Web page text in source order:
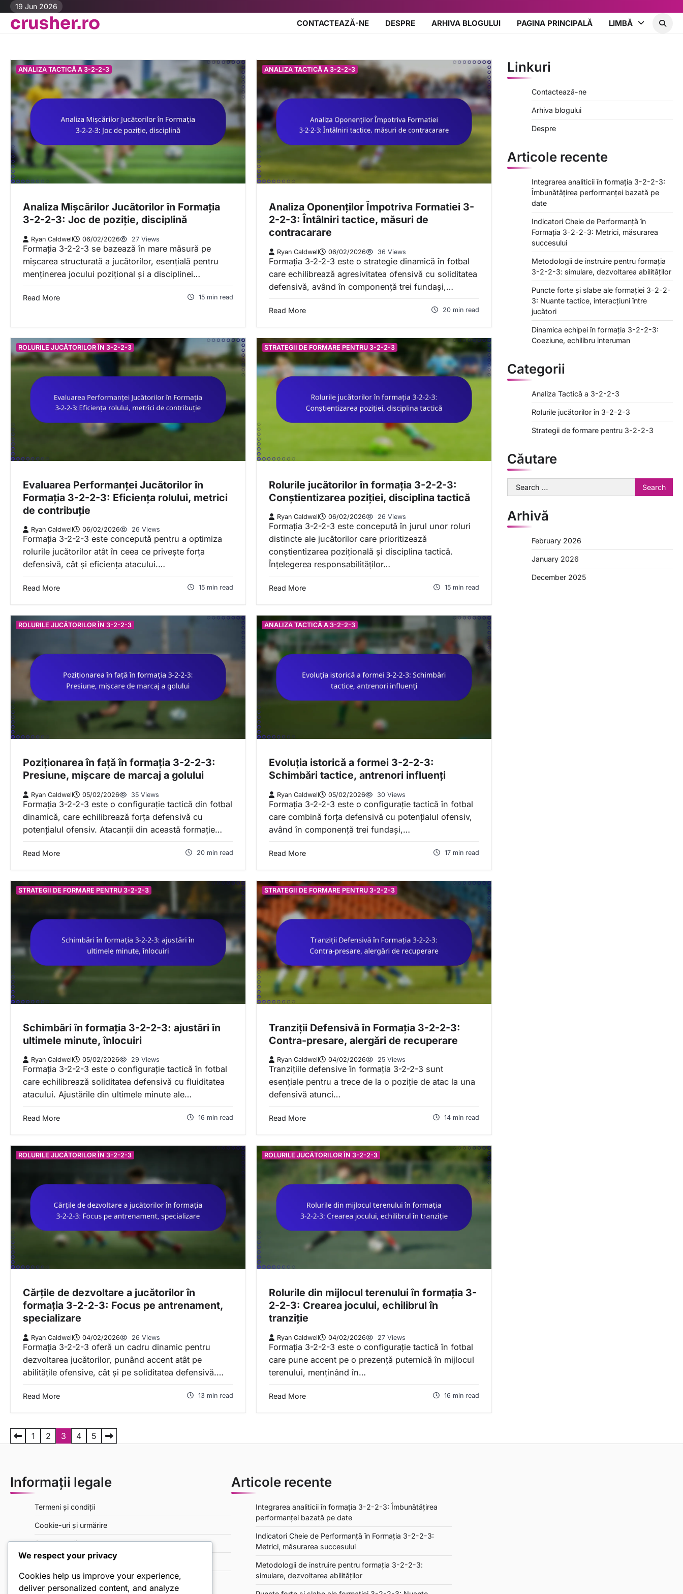
Skip
content
19 Jun 2026
crusher.ro CONTACTEAZĂ-NE DESPRE ARHIVA BLOGULUI PAGINA PRINCIPALĂ LIMBĂ
ANALIZA TACTICĂ A 3-2-2-3
Analiza Mișcărilor Jucătorilor în Formația
3-2-2-3: Joc de poziție, disciplină
Ryan Caldwell 06/02/2026 27 Views
Formația 3-2-2-3 se bazează în mare măsură pe
mișcarea structurată a jucătorilor, esențială pentru
menținerea jocului pozițional și a disciplinei…
Read More 15 min read
ANALIZA TACTICĂ A 3-2-2-3
Analiza Oponenților Împotriva Formatiei 3-
2-2-3: Întâlniri tactice, măsuri de
contracarare
Ryan Caldwell 06/02/2026 36 Views
Formația 3-2-2-3 este o strategie dinamică în fotbal
care echilibrează agresivitatea ofensivă cu soliditatea
defensivă, având în componență trei fundași,…
Read More 20 min read
ROLURILE JUCĂTORILOR ÎN 3-2-2-3
Evaluarea Performanței Jucătorilor în
Formația 3-2-2-3: Eficiența rolului, metrici
de contribuție
Ryan Caldwell 06/02/2026 26 Views
Formația 3-2-2-3 este concepută pentru a optimiza
rolurile jucătorilor atât în ceea ce privește forța
defensivă, cât și eficiența atacului.…
Read More 15 min read
STRATEGII DE FORMARE PENTRU 3-2-2-3
Rolurile jucătorilor în formația 3-2-2-3:
Conștientizarea poziției, disciplina tactică
Ryan Caldwell 06/02/2026 26 Views
Formația 3-2-2-3 este concepută în jurul unor roluri
distincte ale jucătorilor care prioritizează
conștientizarea pozițională și disciplina tactică.
Înțelegerea responsabilităților…
Read More 15 min read
ROLURILE JUCĂTORILOR ÎN 3-2-2-3
Poziționarea în față în formația 3-2-2-3:
Presiune, mișcare de marcaj a golului
Ryan Caldwell 05/02/2026 35 Views
Formația 3-2-2-3 este o configurație tactică din fotbal
dinamică, care echilibrează forța defensivă cu
potențialul ofensiv. Atacanții din această formație…
Read More 20 min read
ANALIZA TACTICĂ A 3-2-2-3
Evoluția istorică a formei 3-2-2-3:
Schimbări tactice, antrenori influenți
Ryan Caldwell 05/02/2026 30 Views
Formația 3-2-2-3 este o configurație tactică în fotbal
care combină forța defensivă cu potențialul ofensiv,
având în componență trei fundași,…
Read More 17 min read
STRATEGII DE FORMARE PENTRU 3-2-2-3
Schimbări în formația 3-2-2-3: ajustări în
ultimele minute, înlocuiri
Ryan Caldwell 05/02/2026 29 Views
Formația 3-2-2-3 este o configurație tactică în fotbal
care echilibrează soliditatea defensivă cu fluiditatea
atacului. Ajustările din ultimele minute ale…
Read More 16 min read
STRATEGII DE FORMARE PENTRU 3-2-2-3
Tranziții Defensivă în Formația 3-2-2-3:
Contra-presare, alergări de recuperare
Ryan Caldwell 04/02/2026 25 Views
Tranzițiile defensive în formația 3-2-2-3 sunt
esențiale pentru a trece de la o poziție de atac la una
defensivă atunci…
Read More 14 min read
ROLURILE JUCĂTORILOR ÎN 3-2-2-3
Cărțile de dezvoltare a jucătorilor în
formația 3-2-2-3: Focus pe antrenament,
specializare
Ryan Caldwell 04/02/2026 26 Views
Formația 3-2-2-3 oferă un cadru dinamic pentru
dezvoltarea jucătorilor, punând accent atât pe
abilitățile ofensive, cât și pe soliditatea defensivă.…
Read More 13 min read
ROLURILE JUCĂTORILOR ÎN 3-2-2-3
Rolurile din mijlocul terenului în formația 3-
2-2-3: Crearea jocului, echilibrul în
tranziție
Ryan Caldwell 04/02/2026 27 Views
Formația 3-2-2-3 este o configurație tactică în fotbal
care pune accent pe o prezență puternică în mijlocul
terenului, menținând în…
Read More 16 min read
P
g
1 2 3 4 5
Linkuri
Contactează-ne
Arhiva blogului
Despre
Articole recente
Integrarea analiticii în formația 3-2-2-3:
Îmbunătățirea performanței bazată pe
date
Indicatori Cheie de Performanță în
Formația 3-2-2-3: Metrici, măsurarea
succesului
Metodologii de instruire pentru formația
3-2-2-3: simulare, dezvoltarea abilităților
Puncte forte și slabe ale formației 3-2-2-
3: Nuante tactice, interacțiuni între
jucători
Dinamica echipei în formația 3-2-2-3:
Coeziune, echilibru interuman
Categorii
Analiza Tactică a 3-2-2-3
Rolurile jucătorilor în 3-2-2-3
Strategii de formare pentru 3-2-2-3
Căutare
Search
for:
Arhivă
February 2026
January 2026
December 2025
Informații legale
Termeni și condiții
Cookie-uri și urmărire
Contactează-ne
Despre
Politica de protecție a datelor
Articole recente
Integrarea analiticii în formația 3-2-2-3: Îmbunătățirea
performanței bazată pe date
Indicatori Cheie de Performanță în Formația 3-2-2-3:
Metrici, măsurarea succesului
Metodologii de instruire pentru formația 3-2-2-3:
simulare, dezvoltarea abilităților
We respect your privacy
Cookies help us improve your experience,
deliver personalized content, and analyze